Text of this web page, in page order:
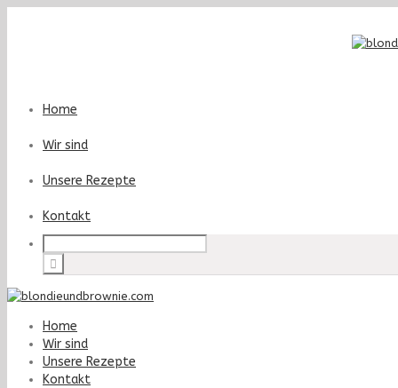
Home
Wir sind
Unsere Rezepte
Kontakt
Home
Wir sind
Unsere Rezepte
Kontakt